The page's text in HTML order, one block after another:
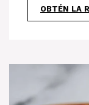
OBTÉN LA